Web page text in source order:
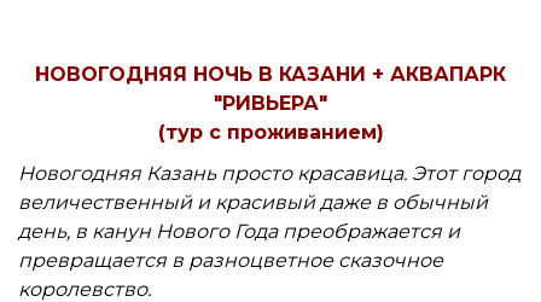
НОВОГОДНЯЯ НОЧЬ В КАЗАНИ + АКВАПАРК
"РИВЬЕРА"
(тур с проживанием)
Новогодняя Казань просто красавица. Этот город
величественный и красивый даже в обычный
день, в канун Нового Года преображается и
превращается в разноцветное сказочное
королевство.